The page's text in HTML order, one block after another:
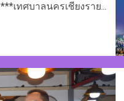
***เทศบาลนครเชียงราย...